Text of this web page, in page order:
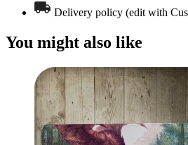
Delivery policy (edit with
You might also like